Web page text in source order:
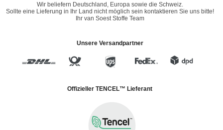
Wir beliefern Deutschland, Europa sowie die Schweiz.
Sollte eine Lieferung in Ihr Land nicht möglich sein kontaktieren Sie uns bitte!
Ihr van Soest Stoffe Team
Unsere Versandpartner
Offizieller TENCEL™ Lieferant